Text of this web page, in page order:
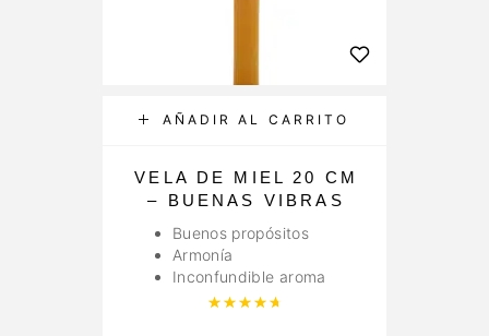
AÑADIR AL CARRITO
VELA DE MIEL 20 CM
– BUENAS VIBRAS
Buenos propósitos
Armonía
Inconfundible aroma
Valorado con